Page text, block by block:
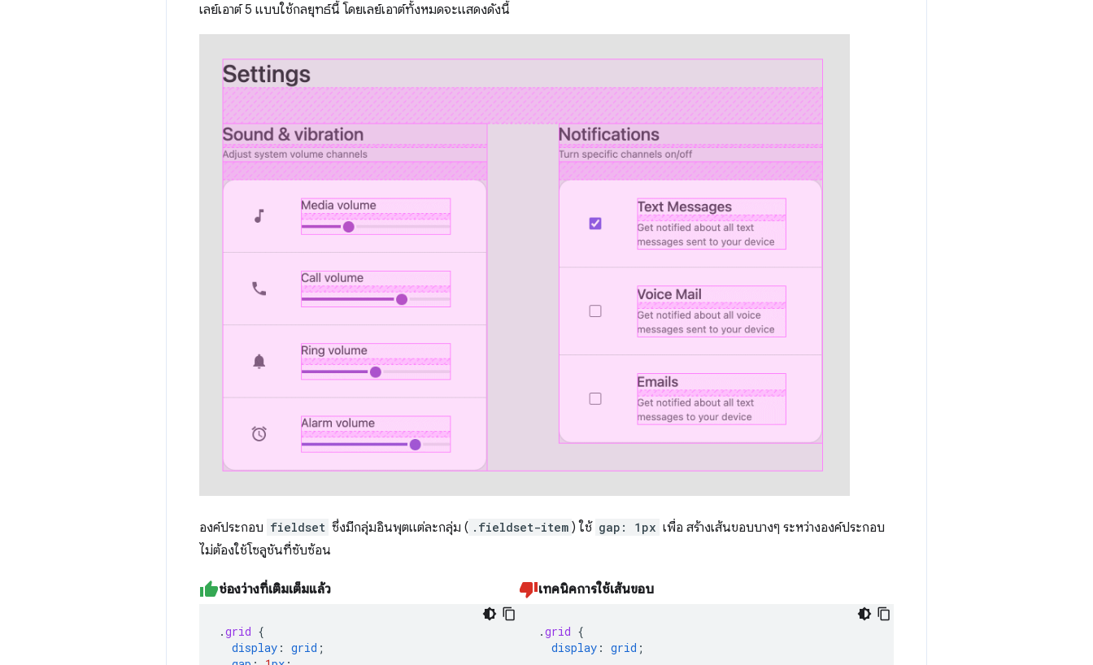
เลย์เอาต์ 5 แบบใช้กลยุทธ์นี้ โดยเลย์เอาต์ทั้งหมดจะแสดงดังนี้
องค์ประกอบ fieldset ซึ่งมีกลุ่มอินพุตแต่ละกลุ่ม ( .fieldset-item ) ใช้ gap: 1px เพื่อ สร้างเส้นขอบบางๆ ระหว่างองค์ประกอบ
ไม่ต้องใช้โซลูชันที่ซับซ้อน
ช่องว่างที่เติมเต็มแล้ว
.grid {
display : grid ;
เทคนิคการใช้เส้นขอบ
.grid {
display : grid ;